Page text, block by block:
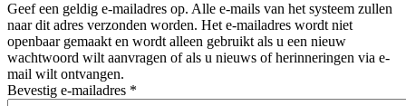
Geef een geldig e-mailadres op. Alle e-mails van het systeem zullen
naar dit adres verzonden worden. Het e-mailadres wordt niet
openbaar gemaakt en wordt alleen gebruikt als u een nieuw
wachtwoord wilt aanvragen of als u nieuws of herinneringen via e-
mail wilt ontvangen.
Bevestig e-mailadres *